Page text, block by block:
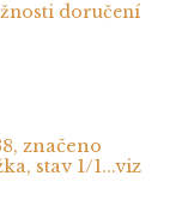
doručení
značeno
stav 1/1...viz